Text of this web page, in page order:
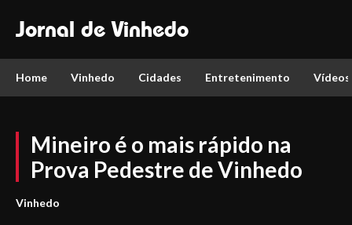
Jornal de Vinhedo
Home Vinhedo Cidades Entretenimento Vídeos
Mineiro é o mais rápido na
Prova Pedestre de Vinhedo
Vinhedo